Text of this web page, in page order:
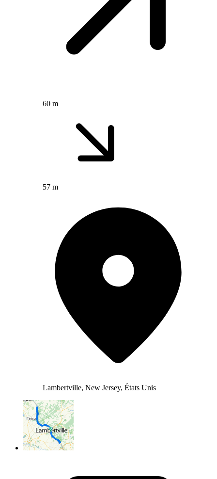
60 m
57 m
Lambertville, New Jersey, États Unis